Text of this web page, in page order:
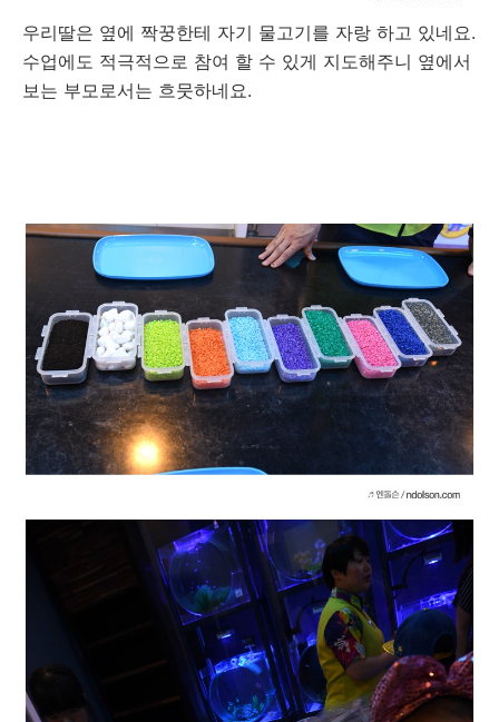
우리딸은 옆에 짝꿍한테 자기 물고기를 자랑 하고 있네요.
수업에도 적극적으로 참여 할 수 있게 지도해주니 옆에서
보는 부모로서는 흐뭇하네요.